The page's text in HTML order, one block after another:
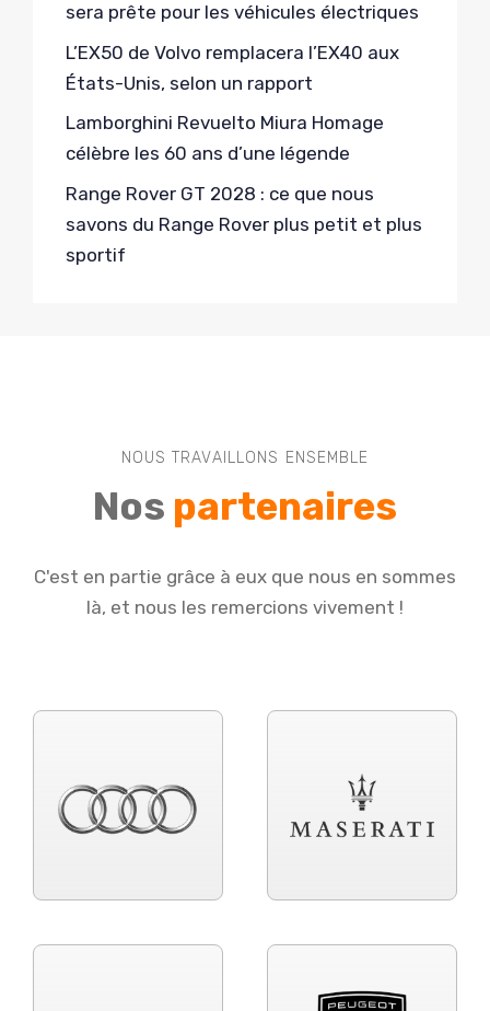
sera prête pour les véhicules électriques
L’EX50 de Volvo remplacera l’EX40 aux
États-Unis, selon un rapport
Lamborghini Revuelto Miura Homage
célèbre les 60 ans d’une légende
Range Rover GT 2028 : ce que nous
savons du Range Rover plus petit et plus
sportif
NOUS TRAVAILLONS ENSEMBLE
Nos partenaires
C'est en partie grâce à eux que nous en sommes
là, et nous les remercions vivement !